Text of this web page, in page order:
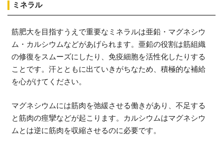
ミネラル
筋肥大を目指すうえで重要なミネラルは亜鉛・マグネシウ
ム・カルシウムなどがあげられます。亜鉛の役割は筋組織
の修復をスムーズにしたり、免疫細胞を活性化したりする
ことです。汗とともに出ていきがちなため、積極的な補給
を心がけてください。
マグネシウムには筋肉を弛緩させる働きがあり、不足する
と筋肉の痙攣などが起こります。カルシウムはマグネシウ
ムとは逆に筋肉を収縮させるのに必要です。